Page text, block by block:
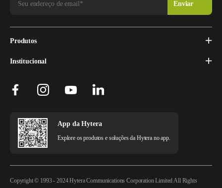
Produtos
Institucional
App da Hytera
Explore os produtos e soluções da Hytera no app.
Copyright © 1993 - 2024 Hytera Communications Corporation Limited All Rights